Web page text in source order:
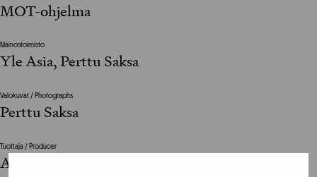
MOT-ohjelma
Mainostoimisto
Yle Asia, Perttu Saksa
Valokuvat / Photographs
Perttu Saksa
Tuottaja / Producer
Anna-Leena Lappalainen